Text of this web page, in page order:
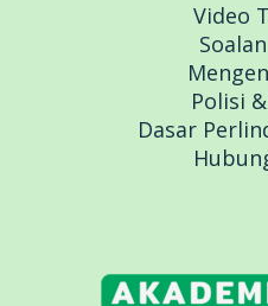
Video
Polisi
Dasar